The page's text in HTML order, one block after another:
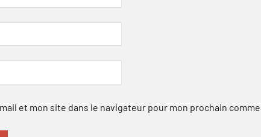
et mon site dans le navigateur pour mon prochain